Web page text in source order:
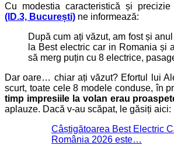
Cu modestia caracteristică și precizie
(ID.3, București) ne informează:
După cum ați văzut, am fost și
la Best electric car in Romania și
să merg puțin cu 8 electrice,
Dar oare… chiar ați văzut? Efortul lui
scurt, toate cele 8 modele conduse, în
timp impresiile la volan erau
aplauze. Dacă v-au scăpat, le găsiți aici:
Câștigătoarea Best Electric
România 2026 este…